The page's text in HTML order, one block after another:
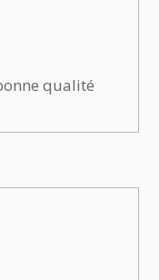
qualité